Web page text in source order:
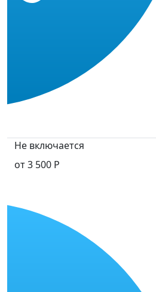
Не включается
от 3 500 Р